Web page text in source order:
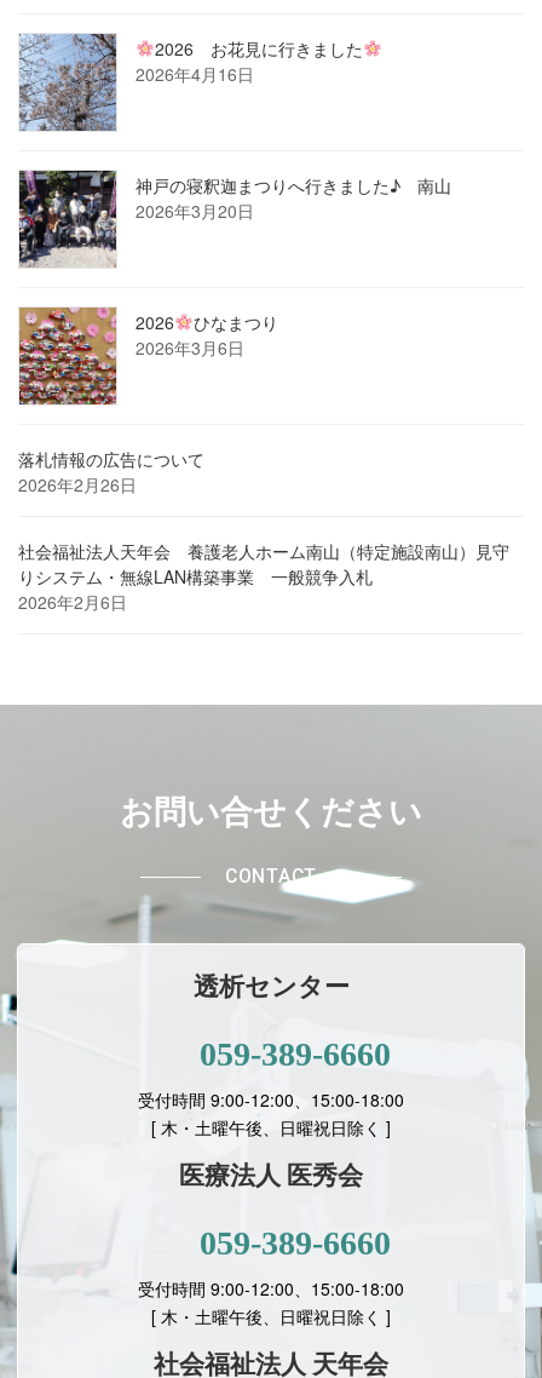
2026 お花見に行きました
2026年4月16日
神戸の寝釈迦まつりへ行きました♪ 南山
2026年3月20日
2026
ひなまつり
2026年3月6日
落札情報の広告について
2026年2月26日
社会福祉法人天年会 養護老人ホーム南山（特定施設南山）見守
りシステム・無線LAN構築事業 一般競争入札
2026年2月6日
お問い合せください
CONTACT
透析センター
059-389-6660
受付時間 9:00-12:00、15:00-18:00
[ 木・土曜午後、日曜祝日除く ]
医療法人 医秀会
059-389-6660
受付時間 9:00-12:00、15:00-18:00
[ 木・土曜午後、日曜祝日除く ]
社会福祉法人 天年会